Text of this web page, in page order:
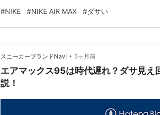
紹介します。 「エアマックスコマンドを持ってい
を検討中だけどダサいか気になる」という方は、
#NIKE #NIKE AIR MAX #ダサい
スニーカーブランドNavi • 5ヶ月前
エアマックス95は時代遅れ？ダサ見え
説！